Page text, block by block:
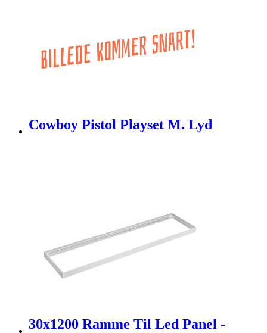
Cowboy Pistol Playset M. Lyd
30x1200 Ramme Til Led Panel -